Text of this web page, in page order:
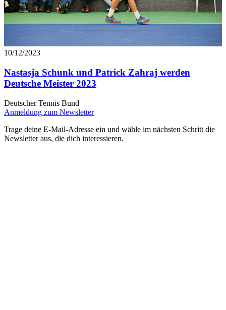
10/12/2023
Nastasja Schunk und Patrick Zahraj werden
Deutsche Meister 2023
Deutscher Tennis Bund
Anmeldung zum Newsletter
Trage deine E-Mail-Adresse ein und wähle im nächsten Schritt die
Newsletter aus, die dich interessieren.